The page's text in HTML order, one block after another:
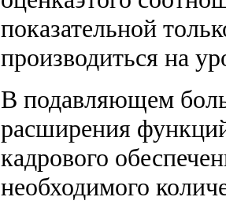
показательной
производиться на
В подавляющем
расширения
кадрового
необходимого